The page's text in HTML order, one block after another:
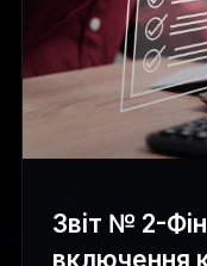
Звіт № 2-
включення